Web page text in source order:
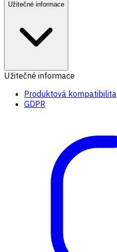
Užitečné informace
Užitečné informace
Produktová kompatibilita
GDPR